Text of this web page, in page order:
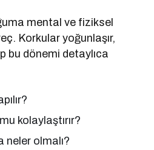
mental ve fiziksel
Korkular yoğunlaşır,
bu dönemi detaylıca
kolaylaştırır?
neler olmalı?